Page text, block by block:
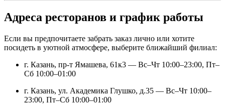
Адреса ресторанов и график работы
Если вы предпочитаете забрать заказ лично или хотите
посидеть в уютной атмосфере, выберите ближайший филиал:
г. Казань, пр-т Ямашева, 61к3 — Вс–Чт 10:00–23:00, Пт–
Сб 10:00–01:00
г. Казань, ул. Академика Глушко, д.35 — Вс–Чт 10:00–
23:00, Пт–Сб 10:00–01:00